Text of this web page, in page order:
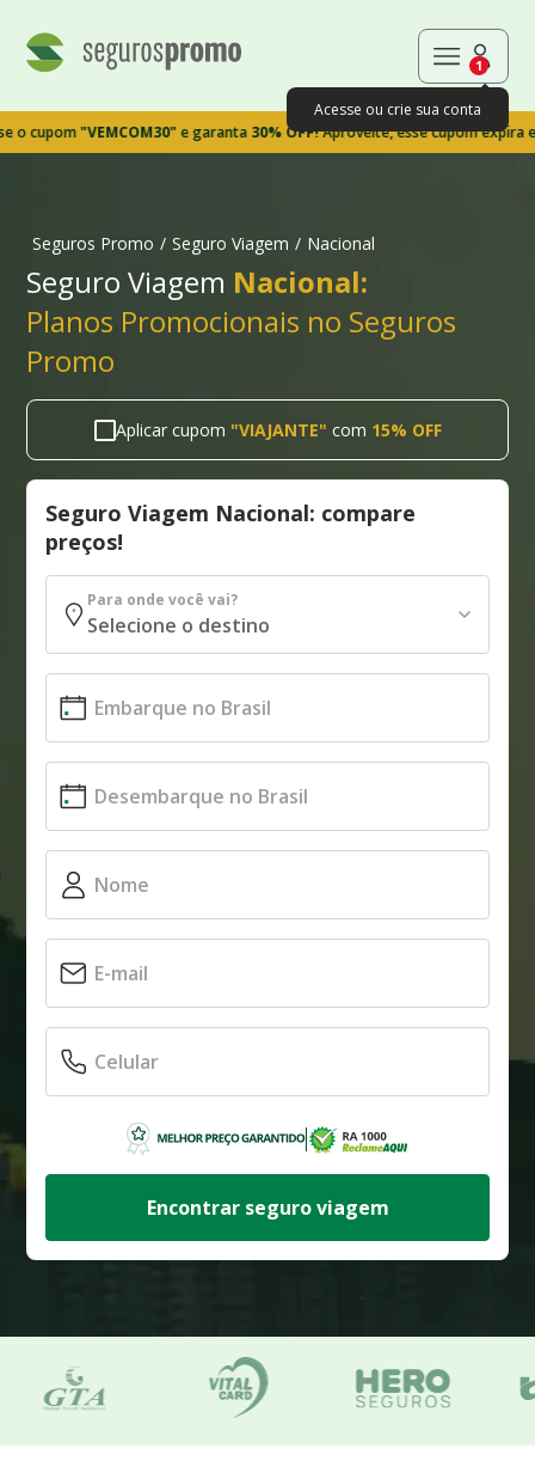
1
Acesse ou crie sua conta
"VEMCOM30"e garanta30% OFF!Aproveite, esse cupom expira em
Seguros Promo / Seguro Viagem / Nacional
Seguro Viagem Nacional:
Planos Promocionais no Seguros
Promo
Aplicar cupom "VIAJANTE" com 15% OFF
Seguro Viagem Nacional: compare
preços!
Para onde você vai?
Encontrar seguro viagem